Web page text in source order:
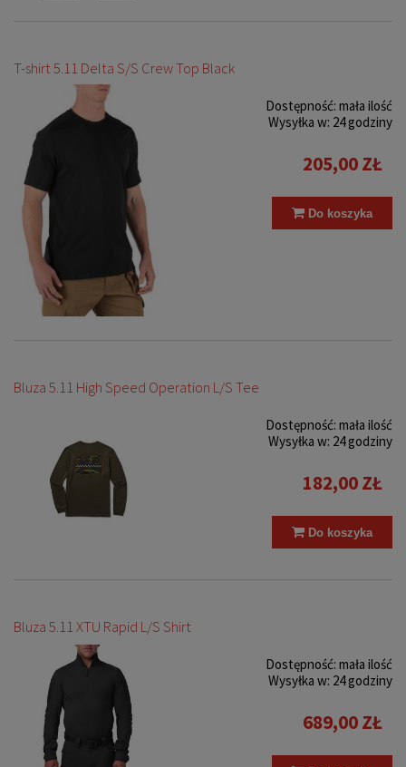
T-shirt 5.11 Delta S/S Crew Top Black
Dostępność: mała ilość
Wysyłka w: 24 godziny
205,00 ZŁ
Do koszyka
Bluza 5.11 High Speed Operation L/S Tee
Dostępność: mała ilość
Wysyłka w: 24 godziny
182,00 ZŁ
Do koszyka
Bluza 5.11 XTU Rapid L/S Shirt
Dostępność: mała ilość
Wysyłka w: 24 godziny
689,00 ZŁ